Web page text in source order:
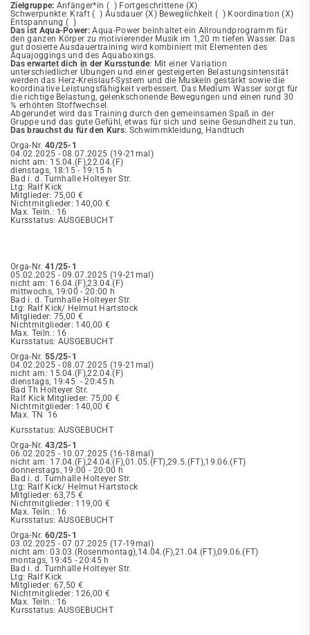
Zielgruppe: Anfänger*in ( ) Fortgeschrittene (X)
Schwerpunkte: Kraft ( ) Ausdauer (X) Beweglichkeit ( ) Koordination (X)
Entspannung ( )
Das ist Aqua-Power: Aqua-Power beinhaltet ein Allroundprogramm für
den ganzen Körper zu motivierender Musik im 1,20 m tiefen Wasser. Das
gut dosierte Ausdauertraining wird kombiniert mit Elementen des
Aquajoggings und des Aquaboxings.
Das erwartet dich in der Kursstunde: Mit einer Variation
unterschiedlicher Übungen und einer gesteigerten Belastungsintensität
werden das Herz-Kreislauf-System und die Muskeln gestärkt sowie die
koordinative Leistungsfähigkeit verbessert. Das Medium Wasser sorgt für
die richtige Belastung, gelenkschonende Bewegungen und einen rund 30
% erhöhten Stoffwechsel.
Abgerundet wird das Training durch den gemeinsamen Spaß in der
Gruppe und das gute Gefühl, etwas für sich und seine Gesundheit zu tun.
Das brauchst du für den Kurs: Schwimmkleidung, Handtuch
Orga-Nr. 40/25-1
04.02.2025 - 08.07.2025 (19-21mal)
nicht am: 15.04.(F),22.04.(F)
dienstags, 18:15 - 19:15 h
Bad i. d. Turnhalle Holteyer Str.
Ltg: Ralf Kick
Mitglieder: 75,00 €
Nichtmitglieder: 140,00 €
Max. Teiln.: 16
Kursstatus: AUSGEBUCHT
Orga-Nr. 41/25-1
05.02.2025 - 09.07.2025 (19-21mal)
nicht am: 16.04.(F),23.04.(F)
mittwochs, 19:00 - 20:00 h
Bad i. d. Turnhalle Holteyer Str.
Ltg: Ralf Kick/ Helmut Hartstock
Mitglieder: 75,00 €
Nichtmitglieder: 140,00 €
Max. Teiln.: 16
Kursstatus: AUSGEBUCHT
Orga-Nr. 55/25-1
04.02.2025 - 08.07.2025 (19-21mal)
nicht am: 15.04.(F),22.04.(F)
dienstags, 19:45 - 20:45 h
Bad Th Holteyer Str.
Ralf Kick Mitglieder: 75,00 €
Nichtmitglieder: 140,00 €
Max. TN 16
Kursstatus: AUSGEBUCHT
Orga-Nr. 43/25-1
06.02.2025 - 10.07.2025 (16-18mal)
nicht am: 17.04.(F),24.04.(F),01.05.(FT),29.5.(FT),19.06.(FT)
donnerstags, 19:00 - 20:00 h
Bad i. d. Turnhalle Holteyer Str.
Ltg: Ralf Kick/ Helmut Hartstock
Mitglieder: 63,75 €
Nichtmitglieder: 119,00 €
Max. Teiln.: 16
Kursstatus: AUSGEBUCHT
Orga-Nr. 60/25-1
03.02.2025 - 07.07.2025 (17-19mal)
nicht am: 03.03.(Rosenmontag),14.04.(F),21.04.(FT),09.06.(FT)
montags, 19:45 - 20:45 h
Bad i. d. Turnhalle Holteyer Str.
Ltg: Ralf Kick
Mitglieder: 67,50 €
Nichtmitglieder: 126,00 €
Max. Teiln.: 16
Kursstatus: AUSGEBUCHT